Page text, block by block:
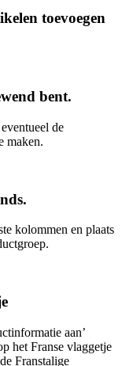
toevoegen
bent.
de
maken.
kolommen en plaats
aan’
het Franse vlaggetje
Franstalige